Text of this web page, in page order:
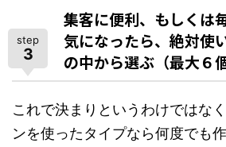
step
3
集客に便利、もしくは
気になったら、絶対使
の中から選ぶ（最大６個
これで決まりというわけではな
ンを使ったタイプなら何度でも